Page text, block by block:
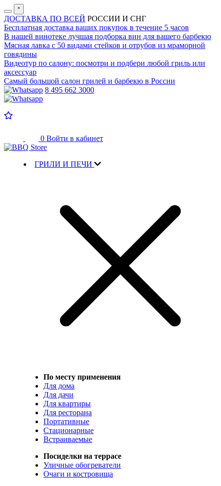
˟
ДОСТАВКА ПО ВСЕЙ РОССИИ И СНГ
Бесплатная доставка ваших покупок в течение 5 часов
В нашей винотеке лучшая подборка вин для вашего барбекю
Мясная лавка с 50 видами стейков и отрубов из мраморной
говядины
Видеотур по салону: посмотри и подбери любой гриль или
аксессуар
Самый большой салон грилей и барбекю в России
8 495 662 3000
0 Войти в кабинет
ГРИЛИ И ПЕЧИ
По месту применения
Для дома
Для дачи
Для квартиры
Для ресторана
Портативные
Стационарные
Встраиваемые
Посиделки на террасе
Уличные обогреватели
Очаги и костровища